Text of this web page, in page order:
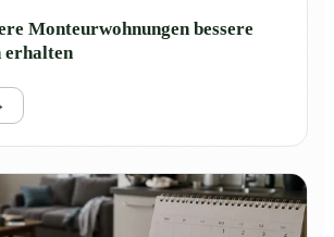
Monteurwohnungen bessere
erhalten